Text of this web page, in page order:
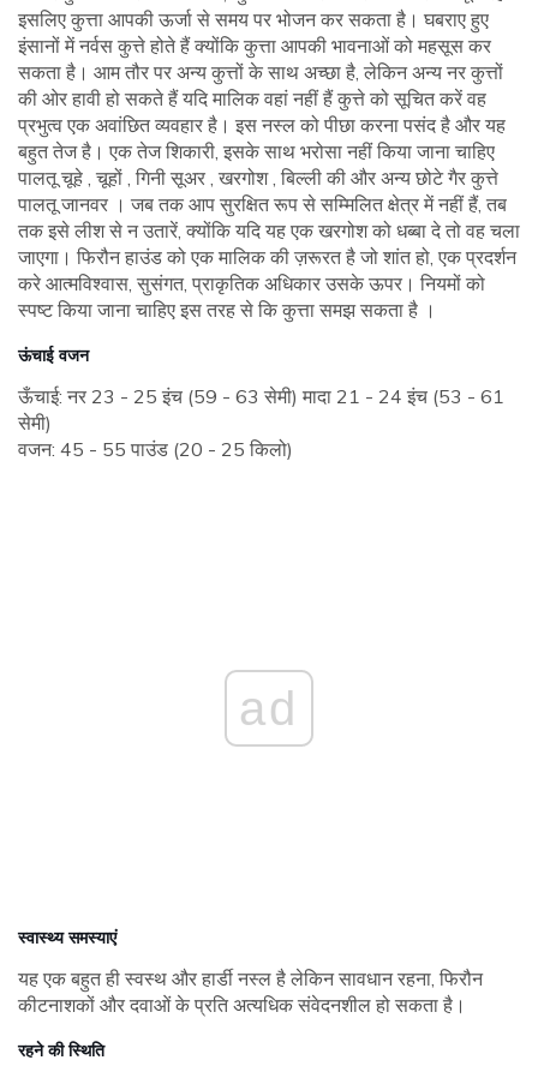
इसलिए कुत्ता आपकी ऊर्जा से समय पर भोजन कर सकता है। घबराए हुए
इंसानों में नर्वस कुत्ते होते हैं क्योंकि कुत्ता आपकी भावनाओं को महसूस कर
सकता है। आम तौर पर अन्य कुत्तों के साथ अच्छा है, लेकिन अन्य नर कुत्तों
की ओर हावी हो सकते हैं यदि मालिक वहां नहीं हैं कुत्ते को सूचित करें वह
प्रभुत्व एक अवांछित व्यवहार है। इस नस्ल को पीछा करना पसंद है और यह
बहुत तेज है। एक तेज शिकारी, इसके साथ भरोसा नहीं किया जाना चाहिए
पालतू चूहे , चूहों , गिनी सूअर , खरगोश , बिल्ली की और अन्य छोटे गैर कुत्ते
पालतू जानवर । जब तक आप सुरक्षित रूप से सम्‍मिलित क्षेत्र में नहीं हैं, तब
तक इसे लीश से न उतारें, क्‍योंकि यदि यह एक खरगोश को धब्‍बा दे तो वह चला
जाएगा। फिरौन हाउंड को एक मालिक की ज़रूरत है जो शांत हो, एक प्रदर्शन
करे आत्मविश्वास, सुसंगत, प्राकृतिक अधिकार उसके ऊपर। नियमों को
स्पष्ट किया जाना चाहिए इस तरह से कि कुत्ता समझ सकता है ।
ऊंचाई वजन
ऊँचाई: नर 23 - 25 इंच (59 - 63 सेमी) मादा 21 - 24 इंच (53 - 61
सेमी)
वजन: 45 - 55 पाउंड (20 - 25 किलो)
ad
स्वास्थ्य समस्याएं
यह एक बहुत ही स्वस्थ और हार्डी नस्ल है लेकिन सावधान रहना, फिरौन
कीटनाशकों और दवाओं के प्रति अत्यधिक संवेदनशील हो सकता है।
रहने की स्थिति